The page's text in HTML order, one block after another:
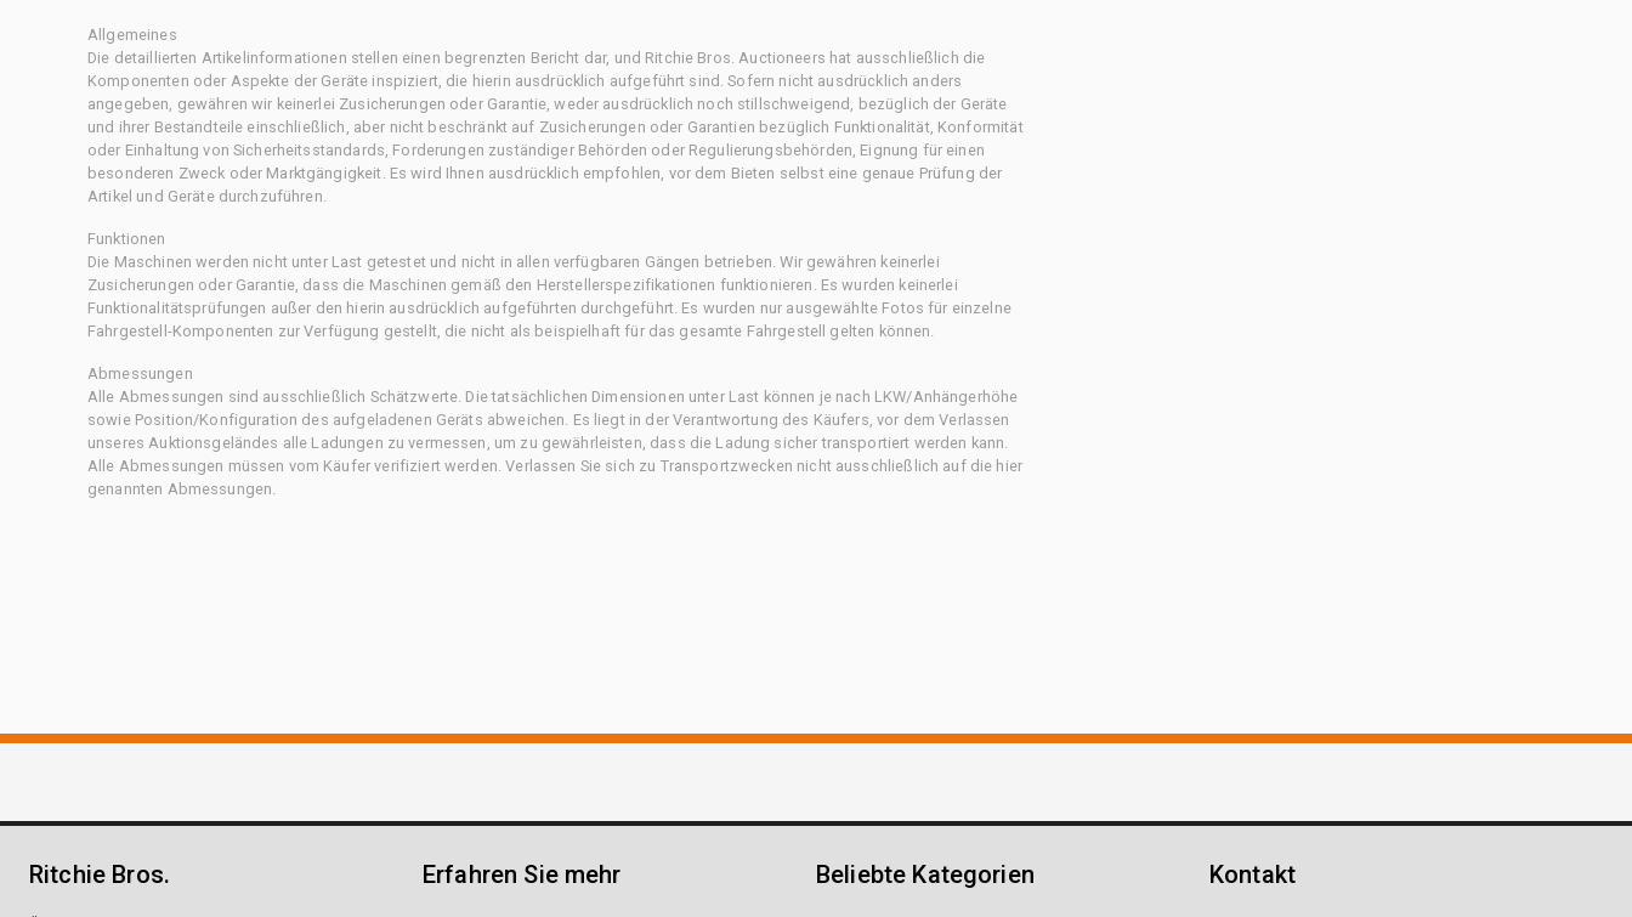
Allgemeines
Die detaillierten Artikelinformationen stellen einen begrenzten Bericht dar, und Ritchie Bros. Auctioneers hat ausschließlich die
Komponenten oder Aspekte der Geräte inspiziert, die hierin ausdrücklich aufgeführt sind. Sofern nicht ausdrücklich anders
angegeben, gewähren wir keinerlei Zusicherungen oder Garantie, weder ausdrücklich noch stillschweigend, bezüglich der Geräte
und ihrer Bestandteile einschließlich, aber nicht beschränkt auf Zusicherungen oder Garantien bezüglich Funktionalität, Konformität
oder Einhaltung von Sicherheitsstandards, Forderungen zuständiger Behörden oder Regulierungsbehörden, Eignung für einen
besonderen Zweck oder Marktgängigkeit. Es wird Ihnen ausdrücklich empfohlen, vor dem Bieten selbst eine genaue Prüfung der
Artikel und Geräte durchzuführen.
Funktionen
Die Maschinen werden nicht unter Last getestet und nicht in allen verfügbaren Gängen betrieben. Wir gewähren keinerlei
Zusicherungen oder Garantie, dass die Maschinen gemäß den Herstellerspezifikationen funktionieren. Es wurden keinerlei
Funktionalitätsprüfungen außer den hierin ausdrücklich aufgeführten durchgeführt. Es wurden nur ausgewählte Fotos für einzelne
Fahrgestell-Komponenten zur Verfügung gestellt, die nicht als beispielhaft für das gesamte Fahrgestell gelten können.
Abmessungen
Alle Abmessungen sind ausschließlich Schätzwerte. Die tatsächlichen Dimensionen unter Last können je nach LKW/Anhängerhöhe
sowie Position/Konfiguration des aufgeladenen Geräts abweichen. Es liegt in der Verantwortung des Käufers, vor dem Verlassen
unseres Auktionsgeländes alle Ladungen zu vermessen, um zu gewährleisten, dass die Ladung sicher transportiert werden kann.
Alle Abmessungen müssen vom Käufer verifiziert werden. Verlassen Sie sich zu Transportzwecken nicht ausschließlich auf die hier
genannten Abmessungen.
Ritchie Bros. Erfahren Sie mehr Beliebte Kategorien Kontakt